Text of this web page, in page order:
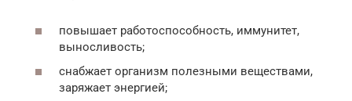
повышает работоспособность, иммунитет,
выносливость;
снабжает организм полезными веществами,
заряжает энергией;